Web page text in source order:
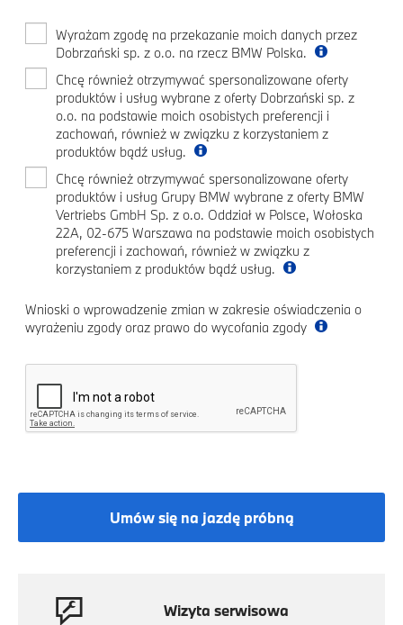
Wyrażam zgodę na przekazanie moich danych przez
Dobrzański sp. z o.o. na rzecz BMW Polska.
Chcę również otrzymywać spersonalizowane oferty
produktów i usług wybrane z oferty Dobrzański sp. z
o.o. na podstawie moich osobistych preferencji i
zachowań, również w związku z korzystaniem z
produktów bądź usług.
Chcę również otrzymywać spersonalizowane oferty
produktów i usług Grupy BMW wybrane z oferty BMW
Vertriebs GmbH Sp. z o.o. Oddział w Polsce, Wołoska
22A, 02-675 Warszawa na podstawie moich osobistych
preferencji i zachowań, również w związku z
korzystaniem z produktów bądź usług.
Wnioski o wprowadzenie zmian w zakresie oświadczenia o
wyrażeniu zgody oraz prawo do wycofania zgody
Umów się na jazdę próbną
Wizyta serwisowa